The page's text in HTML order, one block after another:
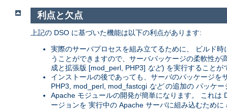
利点と欠点
上記の DSO に基づいた機能は以下の利点があります:
実際のサーバプロセスを組み立てるために、 ビルド時
うことができますので、サーバパッケージの柔軟性
成と拡張版 [mod_perl, PHP3] など) を実行することが
インストールの後であっても、サーバのパッケージを
PHP3, mod_perl, mod_fastcgi などの追加の パッケー
Apache モジュールの開発が簡単になります。 これは
ージョンを 実行中の Apache サーバに組み込むために